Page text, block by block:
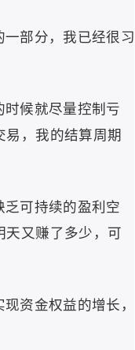
部分，我已经很习
候就尽量控制亏
，我的结算周期
可持续的盈利空
天又赚了多少，可
资金权益的增长，